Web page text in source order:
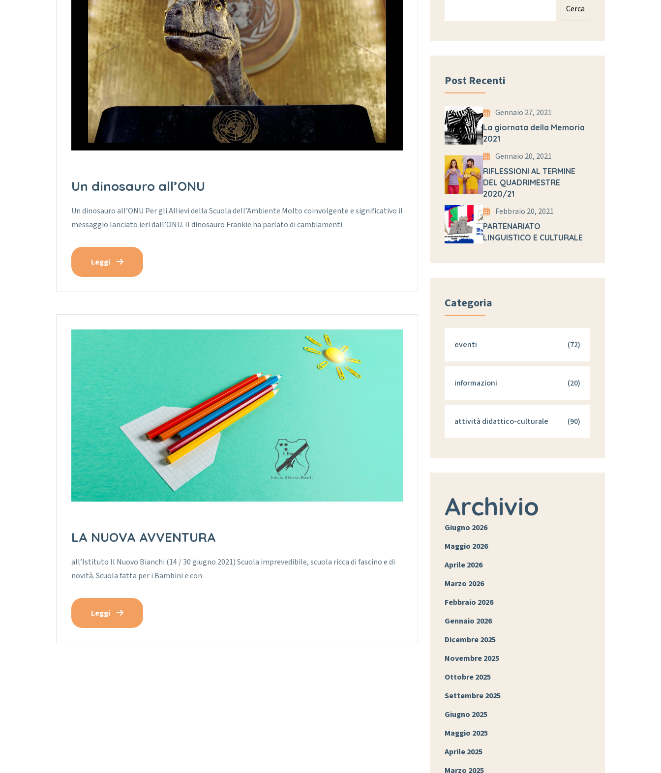
Un dinosauro all’ONU
Un dinosauro all’ONU Per gli Allievi della Scuola dell’Ambiente Molto coinvolgente e significativo il
messaggio lanciato ieri dall’ONU. Il dinosauro Frankie ha parlato di cambiamenti
Leggi
LA NUOVA AVVENTURA
all’Istituto Il Nuovo Bianchi (14 / 30 giugno 2021) Scuola imprevedibile, scuola ricca di fascino e di
novità. Scuola fatta per i Bambini e con
Leggi
Cerca
Post Recenti
Gennaio 27, 2021
La giornata della Memoria
2021
Gennaio 20, 2021
RIFLESSIONI AL TERMINE
DEL QUADRIMESTRE
2020/21
Febbraio 20, 2021
PARTENARIATO
LINGUISTICO E CULTURALE
Categoria
eventi (72)
informazioni (20)
attività didattico-culturale (90)
Archivio
Giugno 2026
Maggio 2026
Aprile 2026
Marzo 2026
Febbraio 2026
Gennaio 2026
Dicembre 2025
Novembre 2025
Ottobre 2025
Settembre 2025
Giugno 2025
Maggio 2025
Aprile 2025
Marzo 2025